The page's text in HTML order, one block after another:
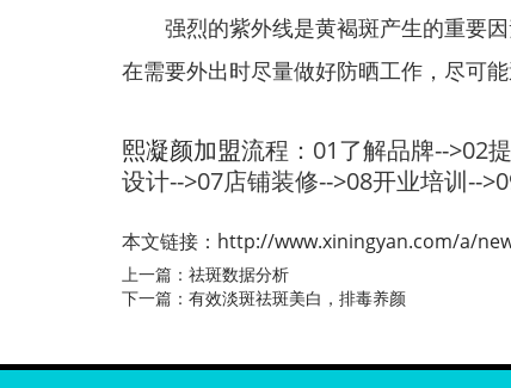
强烈的紫外线是黄褐斑产生的重要因
在需要外出时尽量做好防晒工作，尽可
熙凝颜加盟流程：01了解品牌-->02
设计-->07店铺装修-->08开业培训--
本文链接： http://www.xiningyan.com/a/
上一篇： 祛斑数据分析
下一篇： 有效淡斑祛斑美白，排毒养颜